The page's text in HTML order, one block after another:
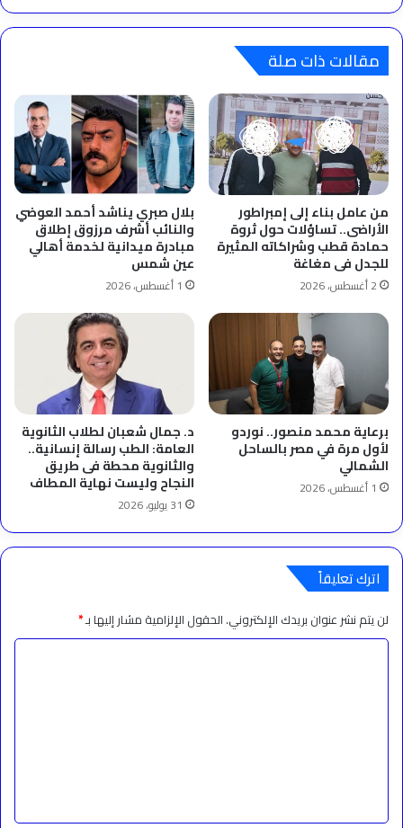
مقالات ذات صلة
من عامل بناء إلى إمبراطور
الأراضى.. تساؤلات حول ثروة
حمادة قطب وشراكاته المثيرة
للجدل فى مغاغة
2 أغسطس، 2026
بلال صبري يناشد أحمد العوضي
والنائب أشرف مرزوق إطلاق
مبادرة ميدانية لخدمة أهالي
عين شمس
1 أغسطس، 2026
برعاية محمد منصور.. نوردو
لأول مرة في مصر بالساحل
الشمالي
1 أغسطس، 2026
د. جمال شعبان لطلاب الثانوية
العامة: الطب رسالة إنسانية..
والثانوية محطة فى طريق
النجاح وليست نهاية المطاف
31 يوليو، 2026
اترك تعليقاً
لن يتم نشر عنوان بريدك الإلكتروني.الحقول الإلزامية مشار إليها بـ*